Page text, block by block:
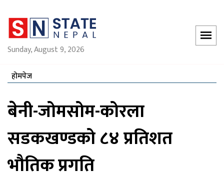
Sunday, August 9, 2026
होमपेज
बेनी-जोमसोम-कोरला
सडकखण्डको ८४ प्रतिशत
भौतिक प्रगति